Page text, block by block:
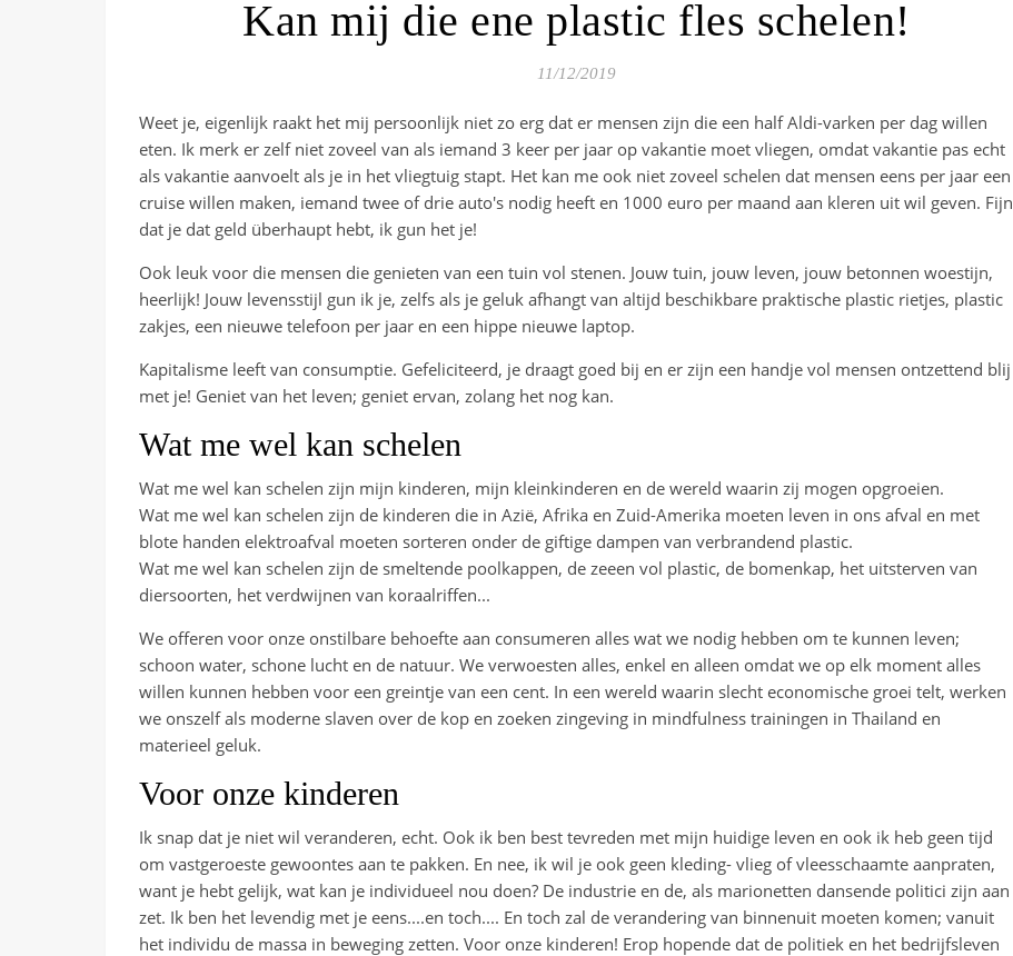
Kan mij die ene plastic fles schelen!
11/12/2019
Weet je, eigenlijk raakt het mij persoonlijk niet zo erg dat er mensen zijn die een half Aldi-varken per dag willen
eten. Ik merk er zelf niet zoveel van als iemand 3 keer per jaar op vakantie moet vliegen, omdat vakantie pas echt
als vakantie aanvoelt als je in het vliegtuig stapt. Het kan me ook niet zoveel schelen dat mensen eens per jaar een
cruise willen maken, iemand twee of drie auto's nodig heeft en 1000 euro per maand aan kleren uit wil geven. Fijn
dat je dat geld überhaupt hebt, ik gun het je!
Ook leuk voor die mensen die genieten van een tuin vol stenen. Jouw tuin, jouw leven, jouw betonnen woestijn,
heerlijk! Jouw levensstijl gun ik je, zelfs als je geluk afhangt van altijd beschikbare praktische plastic rietjes, plastic
zakjes, een nieuwe telefoon per jaar en een hippe nieuwe laptop.
Kapitalisme leeft van consumptie. Gefeliciteerd, je draagt goed bij en er zijn een handje vol mensen ontzettend blij
met je! Geniet van het leven; geniet ervan, zolang het nog kan.
Wat me wel kan schelen
Wat me wel kan schelen zijn mijn kinderen, mijn kleinkinderen en de wereld waarin zij mogen opgroeien.
Wat me wel kan schelen zijn de kinderen die in Azië, Afrika en Zuid-Amerika moeten leven in ons afval en met
blote handen elektroafval moeten sorteren onder de giftige dampen van verbrandend plastic.
Wat me wel kan schelen zijn de smeltende poolkappen, de zeeen vol plastic, de bomenkap, het uitsterven van
diersoorten, het verdwijnen van koraalriffen...
We offeren voor onze onstilbare behoefte aan consumeren alles wat we nodig hebben om te kunnen leven;
schoon water, schone lucht en de natuur. We verwoesten alles, enkel en alleen omdat we op elk moment alles
willen kunnen hebben voor een greintje van een cent. In een wereld waarin slecht economische groei telt, werken
we onszelf als moderne slaven over de kop en zoeken zingeving in mindfulness trainingen in Thailand en
materieel geluk.
Voor onze kinderen
Ik snap dat je niet wil veranderen, echt. Ook ik ben best tevreden met mijn huidige leven en ook ik heb geen tijd
om vastgeroeste gewoontes aan te pakken. En nee, ik wil je ook geen kleding- vlieg of vleesschaamte aanpraten,
want je hebt gelijk, wat kan je individueel nou doen? De industrie en de, als marionetten dansende politici zijn aan
zet. Ik ben het levendig met je eens....en toch.... En toch zal de verandering van binnenuit moeten komen; vanuit
het individu de massa in beweging zetten. Voor onze kinderen! Erop hopende dat de politiek en het bedrijfsleven